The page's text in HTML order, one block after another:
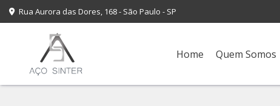
Rua Aurora das Dores, 168 - São Paulo - SP
Home Quem Somos